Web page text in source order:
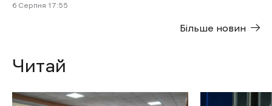
6 Cерпня 17:55
Більше новин
Читай